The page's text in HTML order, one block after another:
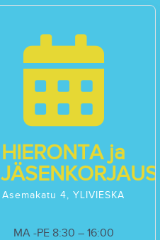
HIERONTA ja
JÄSENKORJAUS
Asemakatu 4, YLIVIESKA
MA -PE 8:30 – 16:00